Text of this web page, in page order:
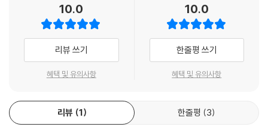
이를 가장 충실히 반영한 오경 주석서로 평가받습니다. 그중 나훔 사르나
의 『JPS토라주석 창세기』와 『JPS토라주석 출애굽기』는 문학적 통찰, 언
어학적 정밀함, 그리고 고대 근동의 역사적 맥락을 정교하게 결합한 수작
입니다. 오경 연구에 있어서 부가적인 설명이 필요 없는 필수 자료들 중 하
lege and Seminary)
10.0
리뷰 쓰기
혜택 및 유의사항
10.0
한줄평 쓰기
혜택 및 유의사항
리뷰 1 한줄평 3